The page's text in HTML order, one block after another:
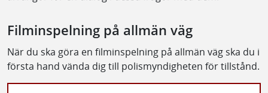
Filminspelning på allmän väg
När du ska göra en filminspelning på allmän väg ska du i
första hand vända dig till polismyndigheten för tillstånd.